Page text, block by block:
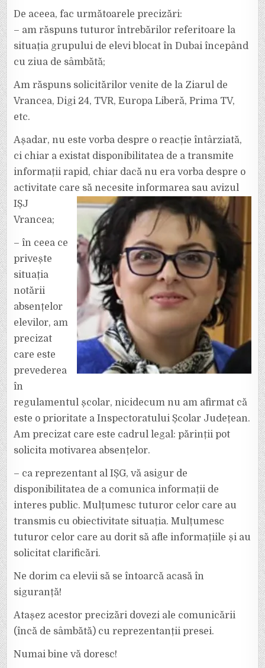
De aceea, fac următoarele precizări:
– am răspuns tuturor întrebărilor referitoare la
situația grupului de elevi blocat în Dubai începând
cu ziua de sâmbătă;
Am răspuns solicitărilor venite de la Ziarul de
Vrancea, Digi 24, TVR, Europa Liberă, Prima TV,
etc.
Așadar, nu este vorba despre o reacție întârziată,
ci chiar a existat disponibilitatea de a transmite
informații rapid, chiar dacă nu era vorba despre o
activitate care să necesite informarea sau avizul
IȘJ
Vrancea;
– în ceea ce
privește
situația
notării
absențelor
elevilor, am
precizat
care este
prevederea
în
regulamentul școlar, nicidecum nu am afirmat că
este o prioritate a Inspectoratului Școlar Județean.
Am precizat care este cadrul legal: părinții pot
solicita motivarea absențelor.
– ca reprezentant al IȘG, vă asigur de
disponibilitatea de a comunica informații de
interes public. Mulțumesc tuturor celor care au
transmis cu obiectivitate situația. Mulțumesc
tuturor celor care au dorit să afle informațiile și au
solicitat clarificări.
Ne dorim ca elevii să se întoarcă acasă în
siguranță!
Atașez acestor precizări dovezi ale comunicării
(încă de sâmbătă) cu reprezentanții presei.
Numai bine vă doresc!